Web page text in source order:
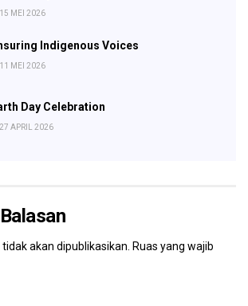
15 MEI 2026
Indigenous Voices
11 MEI 2026
Day Celebration
27 APRIL 2026
akan dipublikasikan. Ruas yang wajib